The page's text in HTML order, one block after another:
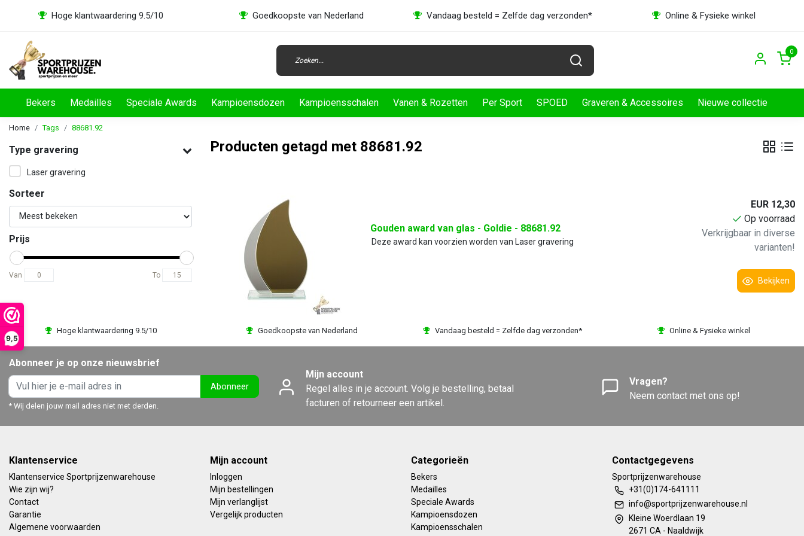
9,5
Hoge klantwaardering 9.5/10 Goedkoopste van Nederland Vandaag besteld = Zelfde dag verzonden* Online & Fysieke winkel
0
Bekers Medailles Speciale Awards Kampioensdozen Kampioensschalen Vanen & Rozetten Per Sport SPOED Graveren & Accessoires Nieuwe collectie
Home Tags 88681.92
Type gravering
Laser gravering
Sorteer
Prijs
Van To
Producten getagd met 88681.92
Gouden award van glas - Goldie - 88681.92
Deze award kan voorzien worden van Laser gravering
EUR 12,30
Op voorraad
Verkrijgbaar in diverse
varianten!
Bekijken
Hoge klantwaardering 9.5/10 Goedkoopste van Nederland Vandaag besteld = Zelfde dag verzonden* Online & Fysieke winkel
Abonneer je op onze nieuwsbrief
Abonneer
* Wij delen jouw mail adres niet met derden.
Mijn account
Regel alles in je account. Volg je bestelling, betaal
facturen of retourneer een artikel.
Vragen?
Neem contact met ons op!
Klantenservice
Klantenservice Sportprijzenwarehouse
Wie zijn wij?
Contact
Garantie
Algemene voorwaarden
Mijn account
Inloggen
Mijn bestellingen
Mijn verlanglijst
Vergelijk producten
Categorieën
Bekers
Medailles
Speciale Awards
Kampioensdozen
Kampioensschalen
Contactgegevens
Sportprijzenwarehouse
+31(0)174-641111
info@sportprijzenwarehouse.nl
Kleine Woerdlaan 19
2671 CA - Naaldwijk